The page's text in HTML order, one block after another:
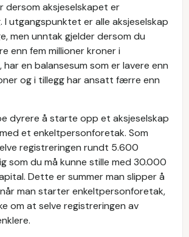
dersom aksjeselskapet er
I utgangspunktet er alle aksjeselskap
men unntak gjelder dersom du
enn fem millioner kroner i
en balansesum som er lavere enn
og i tillegg har ansatt færre enn
dyrere å starte opp et aksjeselskap
et enkeltpersonforetak. Som
registreringen rundt 5.600
som du må kunne stille med 30.000
Dette er summer man slipper å
man starter enkeltpersonforetak,
om at selve registreringen av